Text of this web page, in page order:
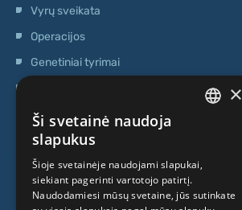
Vyrų sveikata
Operacijos
Genetiniai tyrimai
Kamieninių ląstelių centras
Kas mes esame LITHUANIAN
×
Ši svetainė naudoja
slapukus
Šioje svetainėje naudojami slapukai,
siekiant pagerinti vartotojo patirtį.
Naudodamiesi mūsų svetaine, jūs sutinkate